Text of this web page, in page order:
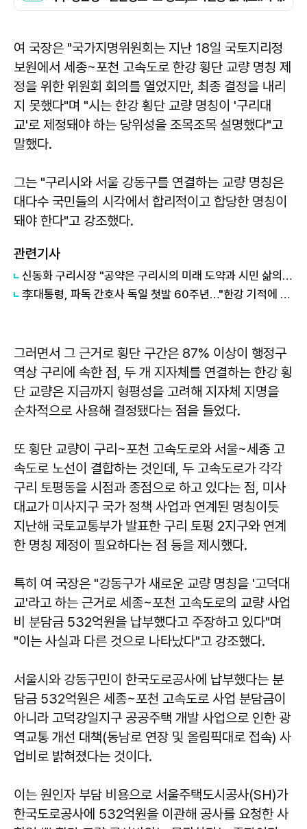
여 국장은 "국가지명위원회는 지난 18일 국토지리정
보원에서 세종~포천 고속도로 한강 횡단 교량 명칭 제
정을 위한 위원회 회의를 열었지만, 최종 결정을 내리
지 못했다"며 "시는 한강 횡단 교량 명칭이 '구리대
교'로 제정돼야 하는 당위성을 조목조목 설명했다"고
말했다.
그는 "구리시와 서울 강동구를 연결하는 교량 명칭은
대다수 국민들의 시각에서 합리적이고 합당한 명칭이
돼야 한다"고 강조했다.
관련기사
신동화 구리시장 "공약은 구리시의 미래 도약과 시민 삶의 질 향상 위한 엄중한 약속"
李대통령, 파독 간호사 독일 첫발 60주년…"한강 기적에 삶 투영"
그러면서 그 근거로 횡단 구간은 87% 이상이 행정구
역상 구리에 속한 점, 두 개 지자체를 연결하는 한강 횡
단 교량은 지금까지 형평성을 고려해 지자체 지명을
순차적으로 사용해 결정됐다는 점을 들었다.
또 횡단 교량이 구리~포천 고속도로와 서울~세종 고
속도로 노선이 결합하는 것인데, 두 고속도로가 각각
구리 토평동을 시점과 종점으로 하고 있다는 점, 미사
대교가 미사지구 국가 정책 사업과 연계된 명칭이듯
지난해 국토교통부가 발표한 구리 토평 2지구와 연계
한 명칭 제정이 필요하다는 점 등을 제시했다.
특히 여 국장은 "강동구가 새로운 교량 명칭을 '고덕대
교'라고 하는 근거로 세종~포천 고속도로의 교량 사업
비 분담금 532억원을 납부했다고 주장하고 있다"며
"이는 사실과 다른 것으로 나타났다"고 강조했다.
서울시와 강동구민이 한국도로공사에 납부했다는 분
담금 532억원은 세종~포천 고속도로 사업 분담금이
아니라 고덕강일지구 공공주택 개발 사업으로 인한 광
역교통 개선 대책(동남로 연장 및 올림픽대로 접속) 사
업비로 밝혀졌다는 것이다.
이는 원인자 부담 비용으로 서울주택도시공사(SH)가
한국도로공사에 532억원을 이관해 공사를 요청한 사